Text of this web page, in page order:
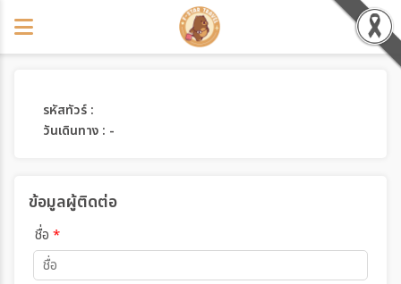
รหัสทัวร์ :
วันเดินทาง : -
ข้อมูลผู้ติดต่อ
ชื่อ *